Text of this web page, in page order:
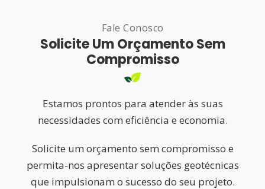
Fale Conosco
Solicite Um Orçamento Sem
Compromisso
Estamos prontos para atender às suas
necessidades com eficiência e economia.
Solicite um orçamento sem compromisso e
permita-nos apresentar soluções geotécnicas
que impulsionam o sucesso do seu projeto.